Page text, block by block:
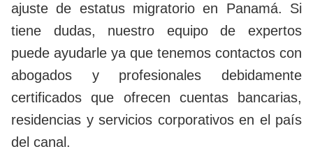
ajuste de estatus migratorio en Panamá. Si
tiene dudas, nuestro equipo de expertos
puede ayudarle ya que tenemos contactos con
abogados y profesionales debidamente
certificados que ofrecen cuentas bancarias,
residencias y servicios corporativos en el país
del canal.